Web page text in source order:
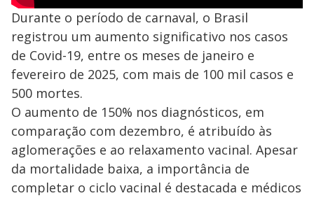
Durante o período de carnaval, o Brasil
registrou um aumento significativo nos casos
de Covid-19, entre os meses de janeiro e
fevereiro de 2025, com mais de 100 mil casos e
500 mortes.
O aumento de 150% nos diagnósticos, em
comparação com dezembro, é atribuído às
aglomerações e ao relaxamento vacinal. Apesar
da mortalidade baixa, a importância de
completar o ciclo vacinal é destacada e médicos